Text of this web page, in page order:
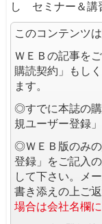
し セミナー＆講
このコンテンツ
ＷＥＢの記事を
購読契約」もし
ます。
◎すでに本誌の
規ユーザー登録
◎ＷＥＢ版のみ
登録」をご記入の
して下さい。メ
書き添えの上ご返
場合は会社名欄